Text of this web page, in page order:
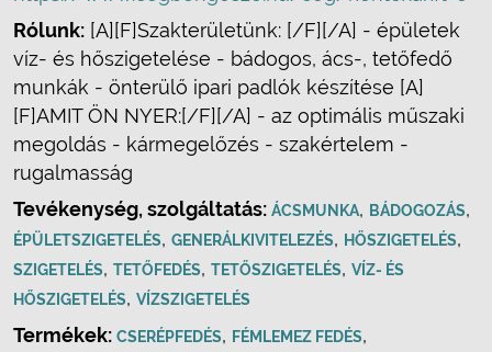
Rólunk: [A][F]Szakterületünk: [/F][/A] - épületek
víz- és hőszigetelése - bádogos, ács-, tetőfedő
munkák - önterülő ipari padlók készítése [A]
[F]AMIT ÖN NYER:[/F][/A] - az optimális műszaki
megoldás - kármegelőzés - szakértelem -
rugalmasság
Tevékenység, szolgáltatás: ÁCSMUNKA, BÁDOGOZÁS,
ÉPÜLETSZIGETELÉS, GENERÁLKIVITELEZÉS, HŐSZIGETELÉS,
SZIGETELÉS, TETŐFEDÉS, TETŐSZIGETELÉS, VÍZ- ÉS
HŐSZIGETELÉS, VÍZSZIGETELÉS
Termékek: CSERÉPFEDÉS, FÉMLEMEZ FEDÉS,